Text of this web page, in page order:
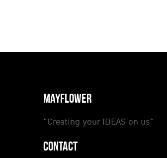
แรงจูงใจให้กับผู้คนที่ชื่นชอบการ
................
- ออกแบบงานพิมพ์ โดยเฉพาะปก
เพลท ทำ file และ ปิดงานพิมพ์ได้
MAYFLOWER
"Creating your IDEAS on us"
CONTACT